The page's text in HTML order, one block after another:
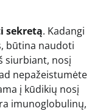
sekretą. Kadangi
būtina naudoti
siurbiant, nosį
nepažeistumėte
į kūdikių nosį
imunoglobulinų,